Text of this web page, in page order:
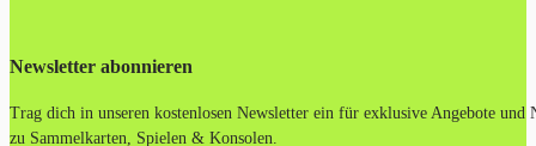
Newsletter abonnieren
Trag dich in unseren kostenlosen Newsletter ein für exklusive Angebote und
zu Sammelkarten, Spielen & Konsolen.